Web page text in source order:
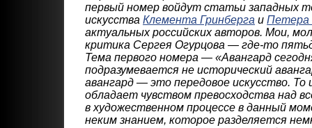
первый номер войдут статьи западных
искусства Клемента Гринберга и Петера
актуальных российских авторов. Мои,
критика Сергея Огурцова — где-то
Тема первого номера — «Авангард
подразумевается не исторический
авангард — это передовое искусство. То
обладает чувством превосходства над
в художественном процессе в данный
неким знанием, которое разделяется